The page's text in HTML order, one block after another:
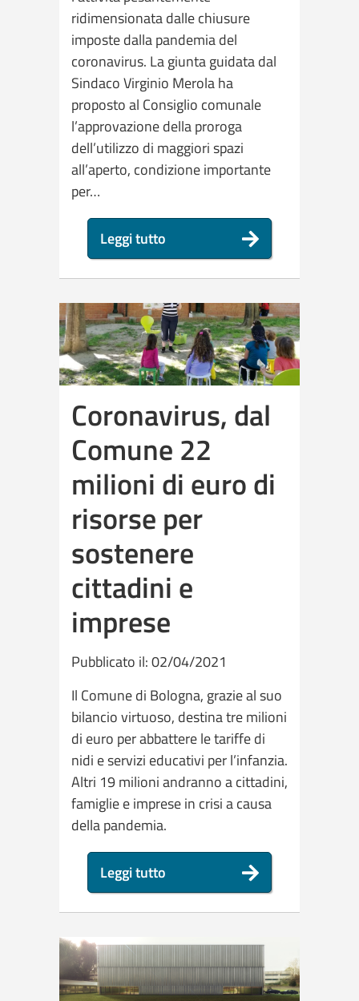
ridimensionata dalle chiusure
imposte dalla pandemia del
coronavirus. La giunta guidata dal
Sindaco Virginio Merola ha
proposto al Consiglio comunale
l’approvazione della proroga
dell’utilizzo di maggiori spazi
all’aperto, condizione importante
per…
Leggi tutto
Coronavirus, dal
Comune 22
milioni di euro di
risorse per
sostenere
cittadini e
imprese
Pubblicato il: 02/04/2021
Il Comune di Bologna, grazie al suo
bilancio virtuoso, destina tre milioni
di euro per abbattere le tariffe di
nidi e servizi educativi per l’infanzia.
Altri 19 milioni andranno a cittadini,
famiglie e imprese in crisi a causa
della pandemia.
Leggi tutto